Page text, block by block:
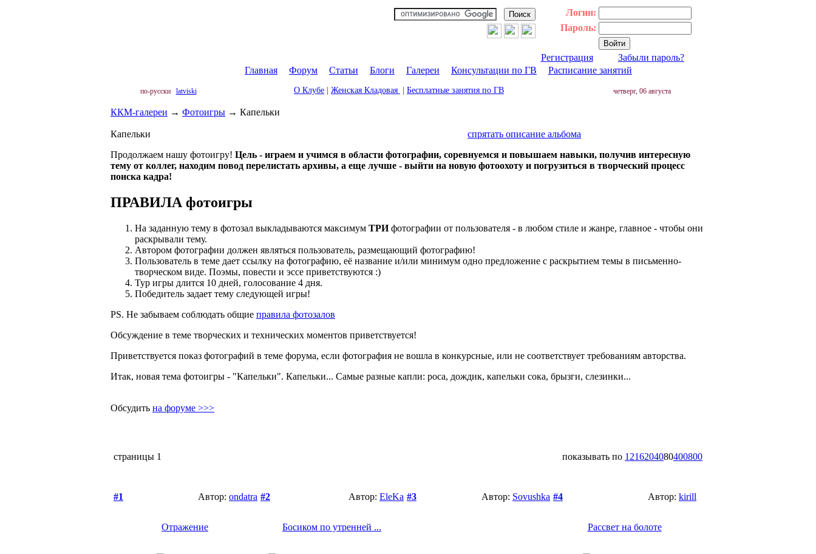
Логин:
Пароль:
Регистрация
Забыли пароль?
Главная
Форум Статьи Блоги Галереи Консультации по ГВ Расписание занятий
по-русски latviski О Клубе Женская Кладовая Бесплатные занятия по ГВ четверг, 06 августа
ККМ-галереи → Фотоигры → Капельки
Капельки
спрятать описание альбома
Продолжаем нашу фотоигру! Цель - играем и учимся в области фотографии, соревнуемся и повышаем навыки, получив интересную
тему от коллег, находим повод перелистать архивы, а еще лучше - выйти на новую фотоохоту и погрузиться в творческий процесс
поиска кадра!
ПРАВИЛА фотоигры
На заданную тему в фотозал выкладываются максимум ТРИфотографии от пользователя - в любом стиле и жанре, главное - чтобы они
раскрывали тему.
Автором фотографии должен являться пользователь, размещающий фотографию!
Пользователь в теме дает ссылку на фотографию, её название и/или минимум одно предложение с раскрытием темы в письменно-
творческом виде. Поэмы, повести и эссе приветствуются :)
Тур игры длится 10 дней, голосование 4 дня.
Победитель задает тему следующей игры!
PS. Не забываем соблюдать общие правила фотозалов
Обсуждение в теме творческих и технических моментов приветствуется!
Приветствуется показ фотографий в теме форума, если фотография не вошла в конкурсные, или не соответствует требованиям авторства.
Итак, новая тема фотоигры - "Капельки". Капельки... Самые разные капли: роса, дождик, капельки сока, брызги, слезинки...
Обсудить на форуме >>>
страницы 1 показывать по 1216204080400800
#1 Автор: ondatra
Отражение
#2 Автор: EleKa
Босиком по утренней ...
#3 Автор: Sovushka #4 Автор: kirill
Рассвет на болоте